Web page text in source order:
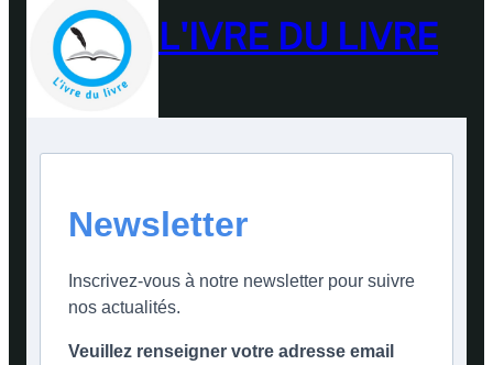
L'IVRE DU LIVRE
Newsletter
Inscrivez-vous à notre newsletter pour suivre
nos actualités.
Veuillez renseigner votre adresse email